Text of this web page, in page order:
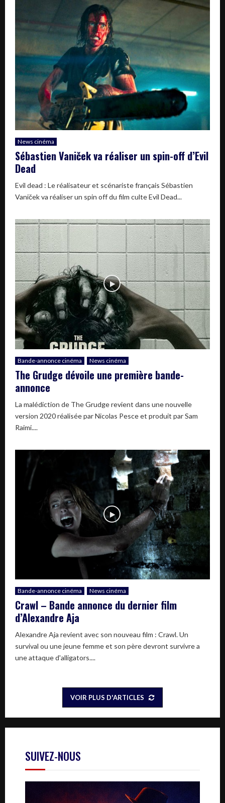
News cinéma
Sébastien Vaniček va réaliser un spin-off d’Evil
Dead
Evil dead : Le réalisateur et scénariste français Sébastien
Vaniček va réaliser un spin off du film culte Evil Dead...
Bande-annonce cinéma News cinéma
The Grudge dévoile une première bande-
annonce
La malédiction de The Grudge revient dans une nouvelle
version 2020 réalisée par Nicolas Pesce et produit par Sam
Raimi....
Bande-annonce cinéma News cinéma
Crawl – Bande annonce du dernier film
d’Alexandre Aja
Alexandre Aja revient avec son nouveau film : Crawl. Un
survival ou une jeune femme et son père devront survivre a
une attaque d'alligators....
VOIR PLUS D'ARTICLES
SUIVEZ-NOUS